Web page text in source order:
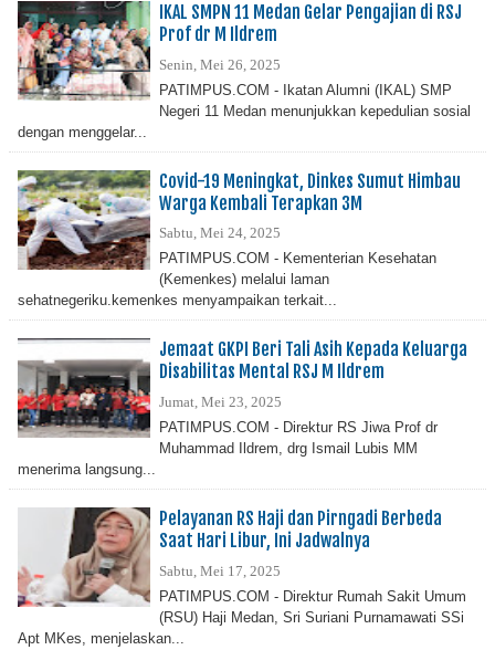
IKAL SMPN 11 Medan Gelar Pengajian di RSJ
Prof dr M Ildrem
Senin, Mei 26, 2025
PATIMPUS.COM - Ikatan Alumni (IKAL) SMP
Negeri 11 Medan menunjukkan kepedulian sosial
dengan menggelar...
Covid-19 Meningkat, Dinkes Sumut Himbau
Warga Kembali Terapkan 3M
Sabtu, Mei 24, 2025
PATIMPUS.COM - Kementerian Kesehatan
(Kemenkes) melalui laman
sehatnegeriku.kemenkes menyampaikan terkait...
Jemaat GKPI Beri Tali Asih Kepada Keluarga
Disabilitas Mental RSJ M Ildrem
Jumat, Mei 23, 2025
PATIMPUS.COM - Direktur RS Jiwa Prof dr
Muhammad Ildrem, drg Ismail Lubis MM
menerima langsung...
Pelayanan RS Haji dan Pirngadi Berbeda
Saat Hari Libur, Ini Jadwalnya
Sabtu, Mei 17, 2025
PATIMPUS.COM - Direktur Rumah Sakit Umum
(RSU) Haji Medan, Sri Suriani Purnamawati SSi
Apt MKes, menjelaskan...